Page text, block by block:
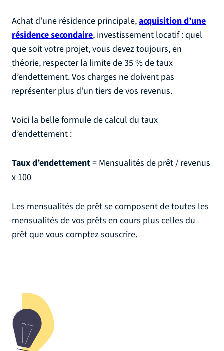
Achat d’une résidence principale,acquisition d’une
résidence secondaire, investissement locatif : quel
que soit votre projet, vous devez toujours, en
théorie, respecter la limite de 35 % de taux
d’endettement. Vos charges ne doivent pas
représenter plus d’un tiers de vos revenus.
Voici la belle formule de calcul du taux
d’endettement :
Taux d’endettement= Mensualités de prêt / revenus
x 100
Les mensualités de prêt se composent de toutes les
mensualités de vos prêts en cours plus celles du
prêt que vous comptez souscrire.